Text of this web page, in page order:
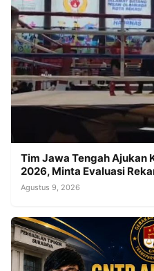
Tim Jawa Tengah Ajukan
2026, Minta Evaluasi
Agustus 9, 2026